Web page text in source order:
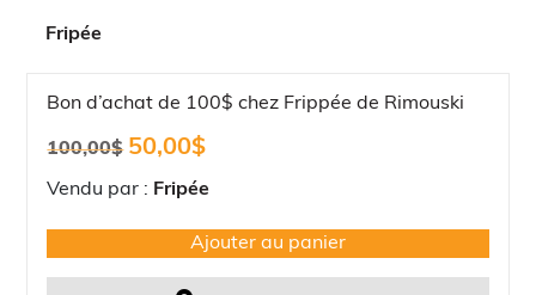
Fripée
Bon d’achat de 100$ chez Frippée de Rimouski
100,00$
Le
initial
100,00$.
50,00$
actuel
50,00$.
Vendu par : Fripée
Ajouter au panier